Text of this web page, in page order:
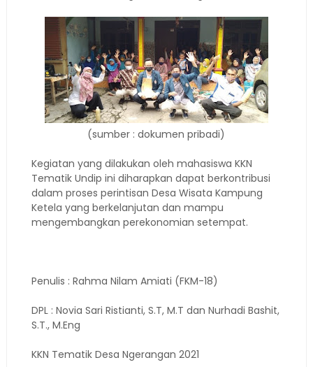
(sumber : dokumen pribadi)
Kegiatan yang dilakukan oleh mahasiswa KKN
Tematik Undip ini diharapkan dapat berkontribusi
dalam proses perintisan Desa Wisata Kampung
Ketela yang berkelanjutan dan mampu
mengembangkan perekonomian setempat.
Penulis : Rahma Nilam Amiati (FKM-18)
DPL : Novia Sari Ristianti, S.T, M.T dan Nurhadi Bashit,
S.T., M.Eng
KKN Tematik Desa Ngerangan 2021